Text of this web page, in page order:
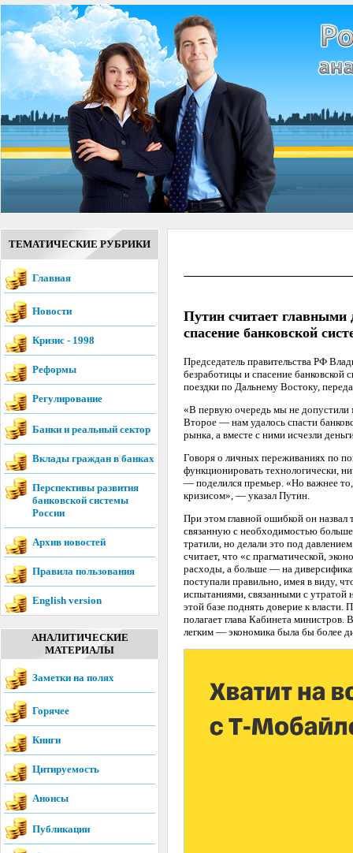
ТЕМАТИЧЕСКИЕ РУБРИКИ
Главная
Новости
Кризис - 1998
Реформы
Регулирование
Банки и реальный сектор
Вклады граждан в банках
Перспективы развития
банковской системы
России
Архив новостей
Правила пользования
English version
АНАЛИТИЧЕСКИЕ
МАТЕРИАЛЫ
Заметки на полях
Горячее
Книги
Цитируемость
Анонсы
Публикации
Путин считает главными
спасение банковской
Председатель правительства РФ
безработицы и спасение банковской
поездки по Дальнему Востоку,
«В первую очередь мы не допустили
Второе — нам удалось спасти
рынка, а вместе с ними исчезли
Говоря о личных переживаниях по
функционировать технологически,
— поделился премьер. «Но важнее то,
кризисом», — указал Путин.
При этом главной ошибкой он назвал
связанную с необходимостью
тратили, но делали это под
считает, что «с прагматической,
расходы, а больше — на
поступали правильно, имея в виду,
испытаниями, связанными с
этой базе поднять доверие к
полагает глава Кабинета
легким — экономика была бы более